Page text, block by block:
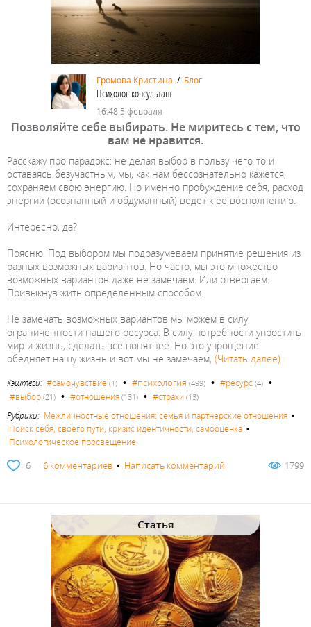
Громова Кристина / Блог
Психолог-консультант
16:48 5 февраля
Позволяйте себе выбирать. Не миритесь с тем, что
вам не нравится.
Расскажу про парадокс: не делая выбор в пользу чего-то и
оставаясь безучастным, мы, как нам бессознательно кажется,
сохраняем свою энергию. Но именно пробуждение себя, расход
энергии (осознанный и обдуманный) ведет к ее восполнению.
Интересно, да?
Поясню. Под выбором мы подразумеваем принятие решения из
разных возможных вариантов. Но часто, мы это множество
возможных вариантов даже не замечаем. Или отвергаем.
Привыкнув жить определенным способом.
Не замечать возможных вариантов мы можем в силу
ограниченности нашего ресурса. В силу потребности упростить
мир и жизнь, сделать все понятнее. Но это упрощение
обедняет нашу жизнь и вот мы не замечаем, (Читать далее)
Хэштеги: #самочувствие (1) • #психология (499) • #ресурс (4) •
#выбор (21) • #отношения (131) • #страхи (13)
Рубрики: Межличностные отношения: семья и партнерские отношения •
Поиск себя, своего пути, кризис идентичности, самооценка •
Психологическое просвещение
6 6 комментариев • Написать комментарий 1799
Статья